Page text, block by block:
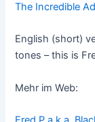
The Incredible
English (short)
tones – this is
Mehr im Web: